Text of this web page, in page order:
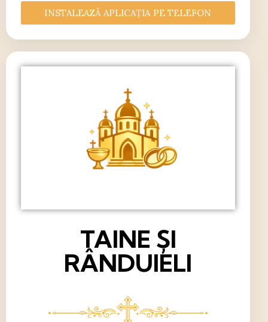
INSTALEAZĂ APLICAȚIA PE TELEFON
TAINE ȘI
RÂNDUIELI